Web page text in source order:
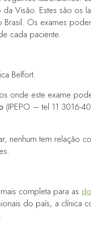
da Visão. Estes são os
Os exames
cada paciente.
Belfort.
onde este exame
(IPEPO – tel 11 3016-
nenhum tem relação
completa para as
do país, a clínica
.